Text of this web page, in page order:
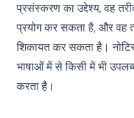
प्रसंस्करण का उद्देश्य, वह
प्रयोग कर सकता है, और वह
शिकायत कर सकता है।
भाषाओं में से किसी में भी
करता है।